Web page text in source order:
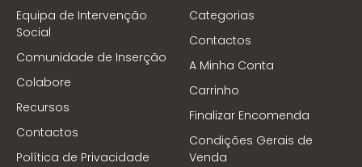
Equipa de Intervenção
Social
Comunidade de Inserção
Colabore
Recursos
Contactos
Política de Privacidade
Categorias
Contactos
A Minha Conta
Carrinho
Finalizar Encomenda
Condições Gerais de
Venda